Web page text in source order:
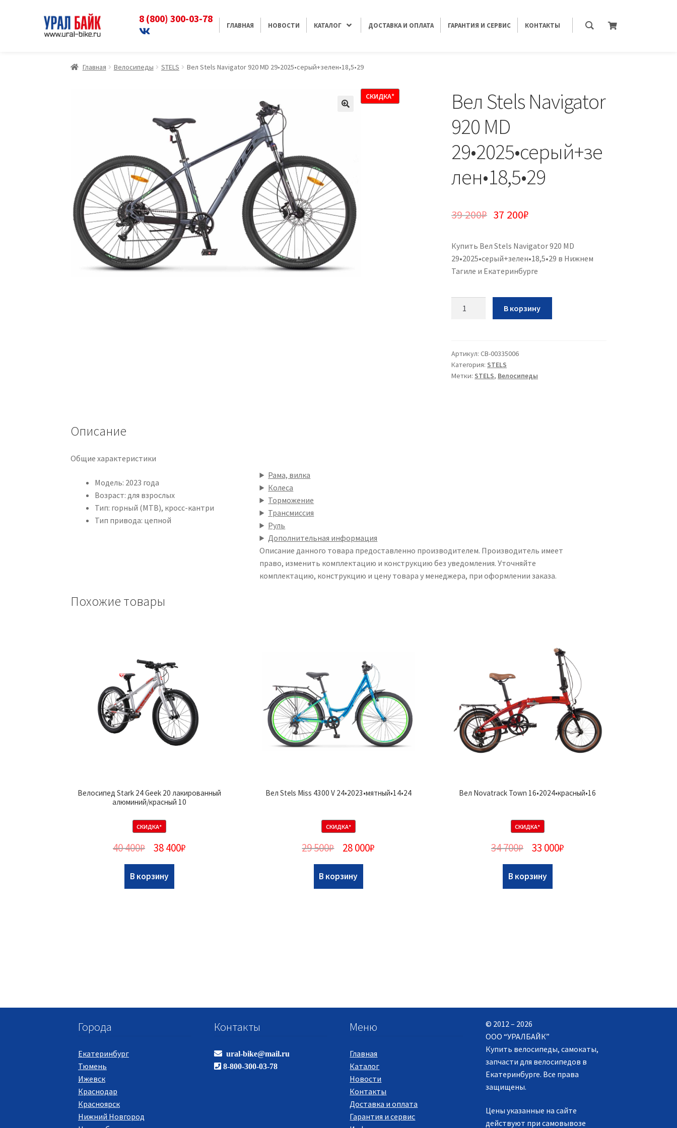
8 (800) 300-03-78
ГЛАВНАЯ НОВОСТИ КАТАЛОГ ДОСТАВКА И ОПЛАТА ГАРАНТИЯ И СЕРВИС КОНТАКТЫ
Перейти
к
Перейти
к
Главная Велосипеды STELS Вел Stels Navigator 920 MD 29•2025•серый+зелен•18,5•29
СКИДКА*
Вел Stels Navigator
920 MD
29•2025•серый+зе
лен•18,5•29
39 200₽ 37 200₽
Купить Вел Stels Navigator 920 MD
29•2025•серый+зелен•18,5•29 в Нижнем
Тагиле и Екатеринбурге
920
MD
29•2025•серый+зелен•18,5•29
В корзину
Артикул:CB-00335006
Категория: STELS
Метки: STELS, Велосипеды
Описание
Общие характеристики
Модель: 2023 года
Возраст: для взрослых
Тип: горный (MTB), кросс-кантри
Тип привода: цепной
Рама, вилка
Колеса
Торможение
Трансмиссия
Руль
Дополнительная информация
Описание данного товара предоставленно производителем. Производитель имеет
право, изменить комплектацию и конструкцию без уведомления. Уточняйте
комплектацию, конструкцию и цену товара у менеджера, при оформлении заказа.
Похожие товары
Велосипед Stark 24 Geek 20 лакированный
алюминий/красный 10
СКИДКА*
40 400₽ 38 400₽
В корзину
Вел Stels Miss 4300 V 24•2023•мятный•14•24
СКИДКА*
29 500₽ 28 000₽
В корзину
Вел Novatrack Town 16•2024•красный•16
СКИДКА*
34 700₽ 33 000₽
В корзину
Города
Екатеринбург
Тюмень
Ижевск
Краснодар
Красноярск
Нижний Новгород
Контакты
ural-bike@mail.ru
8-800-300-03-78
Меню
Главная
Каталог
Новости
Контакты
Доставка и оплата
Гарантия и сервис
© 2012 – 2026
ООО “УРАЛБАЙК”
Купить велосипеды, самокаты,
запчасти для велосипедов в
Екатеринбурге. Все права
защищены.
Цены указанные на сайте
действуют при самовывозе